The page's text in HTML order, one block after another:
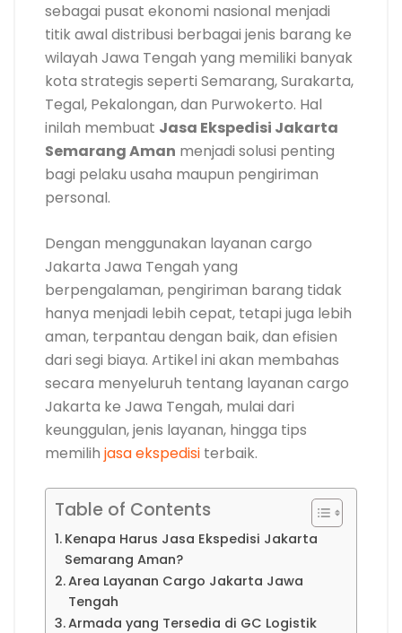
sebagai pusat ekonomi nasional menjadi
titik awal distribusi berbagai jenis barang ke
wilayah Jawa Tengah yang memiliki banyak
kota strategis seperti Semarang, Surakarta,
Tegal, Pekalongan, dan Purwokerto. Hal
inilah membuat Jasa Ekspedisi Jakarta
Semarang Aman menjadi solusi penting
bagi pelaku usaha maupun pengiriman
personal.
Dengan menggunakan layanan cargo
Jakarta Jawa Tengah yang
berpengalaman, pengiriman barang tidak
hanya menjadi lebih cepat, tetapi juga lebih
aman, terpantau dengan baik, dan efisien
dari segi biaya. Artikel ini akan membahas
secara menyeluruh tentang layanan cargo
Jakarta ke Jawa Tengah, mulai dari
keunggulan, jenis layanan, hingga tips
memilih jasa ekspedisi terbaik.
Table of Contents
Kenapa Harus Jasa Ekspedisi Jakarta
Semarang Aman?
Area Layanan Cargo Jakarta Jawa
Tengah
Armada yang Tersedia di GC Logistik